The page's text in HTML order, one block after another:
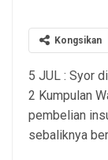
Kongsikan
5 JUL : Syor
2 Kumpulan
pembelian
sebaliknya